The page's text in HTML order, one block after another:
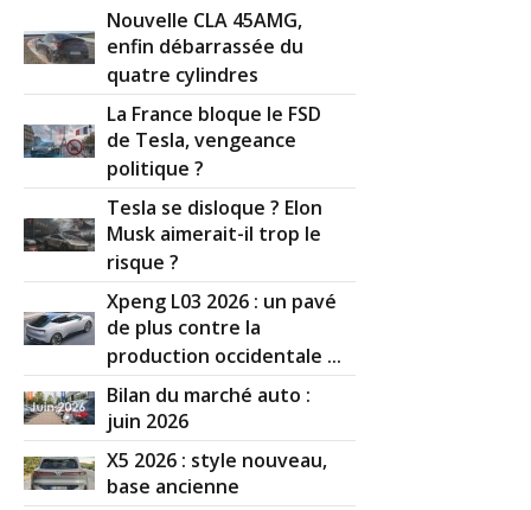
Nouvelle CLA 45AMG,
enfin débarrassée du
quatre cylindres
La France bloque le FSD
de Tesla, vengeance
politique ?
Tesla se disloque ? Elon
Musk aimerait-il trop le
risque ?
Xpeng L03 2026 : un pavé
de plus contre la
production occidentale ...
Bilan du marché auto :
juin 2026
X5 2026 : style nouveau,
base ancienne